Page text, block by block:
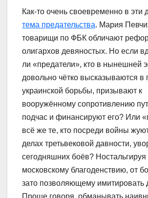
Как-то очень своевременно в эти
тема предательства. Мария
товарищи по ФБК обличают
олигархов девяностых. Но если
ли «предатели», кто в нынешней
довольно чётко высказываются в
украинской борьбы, призывают к
вооружённому сопротивлению
подчас и финансируют его? Или
всё же те, кто посреди войны
делах третьвековой давности,
сегодняшних боёв? Ностальгируя
московскому благоденствию, от
зато позволяющему имитировать
Проще говоря, обманывать